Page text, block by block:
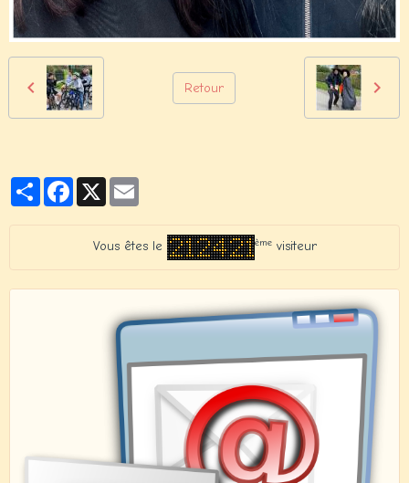
Retour
PartagerFacebook
X
Vous êtes le èmevisiteur